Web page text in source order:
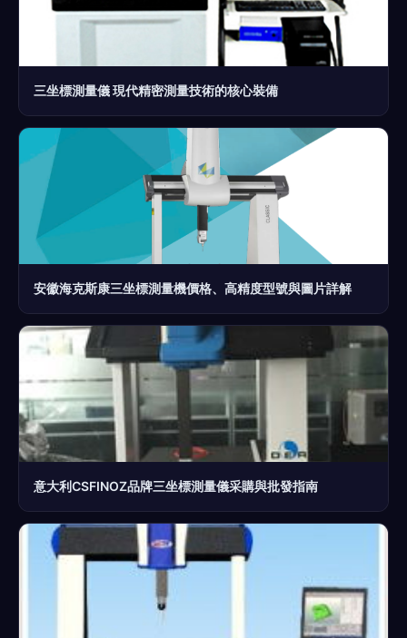
三坐標測量儀 現代精密測量技術的核心裝備
安徽海克斯康三坐標測量機價格、高精度型號與圖片詳解
意大利CSFINOZ品牌三坐標測量儀采購與批發指南